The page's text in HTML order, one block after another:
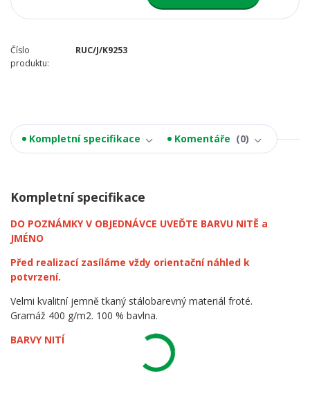
Číslo
produktu:
RUC/J/K9253
Kompletní specifikace Komentáře 0
Kompletní specifikace
DO POZNÁMKY V OBJEDNÁVCE UVEĎTE BARVU NITĚ a
JMÉNO
Před realizací zasíláme vždy orientační náhled k
potvrzení.
Velmi kvalitní jemně tkaný stálobarevný materiál froté.
Gramáž 400 g/m2. 100 % bavlna.
BARVY NITÍ